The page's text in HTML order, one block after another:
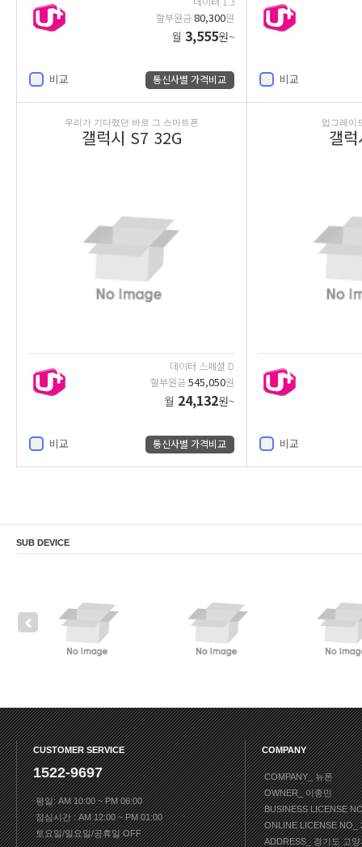
할부원금80,300원
월 3,555원~
비교 통신사별 가격비교 비교
우리가 기다렸던 바로 그 스마트폰
갤럭시 S7 32G
데이터 스페셜 D
할부원금545,050원
월 24,132원~
비교 통신사별 가격비교
업그레이
갤
비교
SUB DEVICE
CUSTOMER SERVICE
1522-9697
평일: AM 10:00 ~ PM 06:00
점심시간 : AM 12:00 ~ PM 01:00
토요일/일요일/공휴일 OFF
COMPANY
COMPANY_ 뉴폰
OWNER_ 이종민
BUSINESS LICENSE
ONLINE LICENSE NO_
ADDRESS_ 경기도 고